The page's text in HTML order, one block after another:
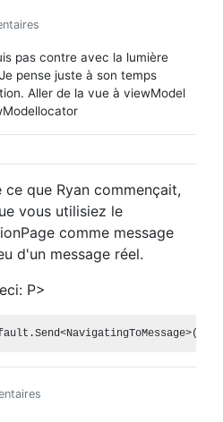
pas contre avec la lumière
pense juste à son temps
Aller de la vue à viewModel
ce que Ryan commençait,
vous utilisiez le
comme message
d'un message réel.
P>